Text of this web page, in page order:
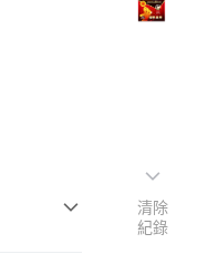
清除
紀錄